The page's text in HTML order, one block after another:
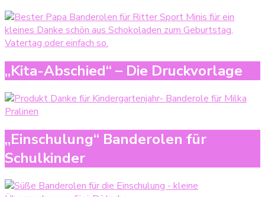
„Kita-Abschied“ – Die Druckvorlage
„Einschulung“ Banderolen für
Schulkinder